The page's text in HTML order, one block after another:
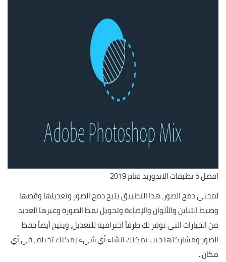
افضل 5 تطبقات الاندوريد لعام 2019
لمحبي دمج الصور، هذا التطبيق يتيح دمج الصور وتعديلها وقصها
وضبط التباين والألوان والإضاءة وتحويل نمط الصورة وغيرها العديد
من الخيارات التي توفر لكِ طرقاً احترافية للتعديل، ويتيح أيضاً حفظ
الصور ومشاركتها حيث يمكنك انشاء أي شيء يمكنك تخيله ، في أي
مكان .